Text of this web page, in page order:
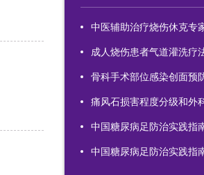
中医辅助治疗烧伤休克专
成人烧伤患者气道灌洗疗
骨科手术部位感染创面预
痛风石损害程度分级和外科
中国糖尿病足防治实践指南
中国糖尿病足防治实践指